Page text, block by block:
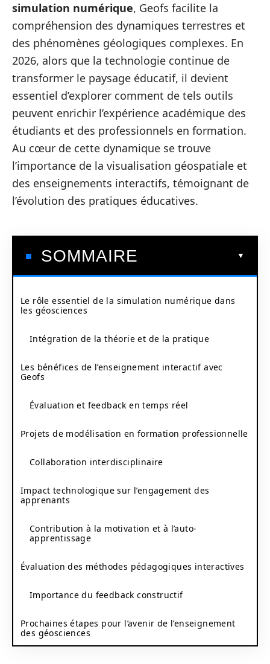
simulation numérique, Geofs facilite la
compréhension des dynamiques terrestres et
des phénomènes géologiques complexes. En
2026, alors que la technologie continue de
transformer le paysage éducatif, il devient
essentiel d’explorer comment de tels outils
peuvent enrichir l’expérience académique des
étudiants et des professionnels en formation.
Au cœur de cette dynamique se trouve
l’importance de la visualisation géospatiale et
des enseignements interactifs, témoignant de
l’évolution des pratiques éducatives.
SOMMAIRE
Le rôle essentiel de la simulation numérique dans
les géosciences
Intégration de la théorie et de la pratique
Les bénéfices de l’enseignement interactif avec
Geofs
Évaluation et feedback en temps réel
Projets de modélisation en formation professionnelle
Collaboration interdisciplinaire
Impact technologique sur l’engagement des
apprenants
Contribution à la motivation et à l’auto-
apprentissage
Évaluation des méthodes pédagogiques interactives
Importance du feedback constructif
Prochaines étapes pour l’avenir de l’enseignement
des géosciences